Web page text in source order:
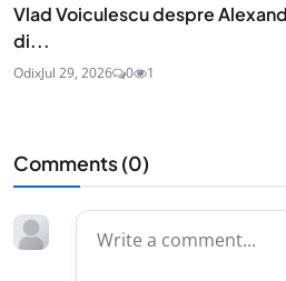
Vlad Voiculescu despre
di...
OdixJul 29, 2026 0 1
Comments (0)